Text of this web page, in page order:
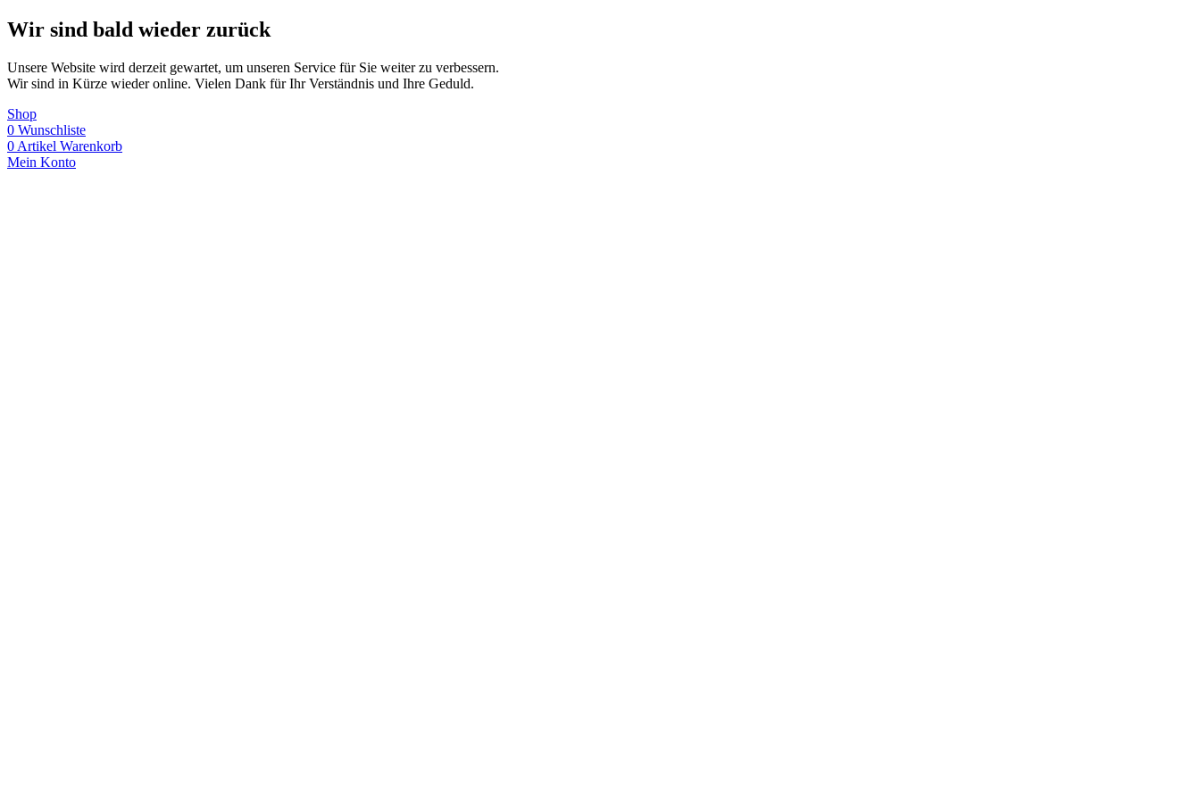
Wir sind bald wieder zurück
Unsere Website wird derzeit gewartet, um unseren Service für Sie weiter zu verbessern.
Wir sind in Kürze wieder online. Vielen Dank für Ihr Verständnis und Ihre Geduld.
Shop
0 Wunschliste
0 Artikel Warenkorb
Mein Konto